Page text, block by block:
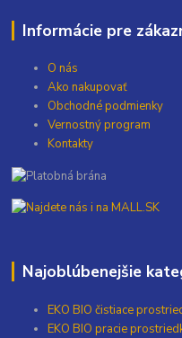
Informácie pre
O nás
Ako nakupovať
Obchodné podmienky
Vernostný program
Kontakty
Najoblúbenejšie
EKO BIO čistiace
EKO BIO pracie